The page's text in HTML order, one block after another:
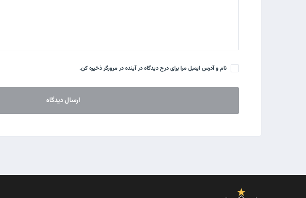
نام و آدرس ایمیل مرا برای درج دیدگاه در آینده در مرورگر ذخیره کن.